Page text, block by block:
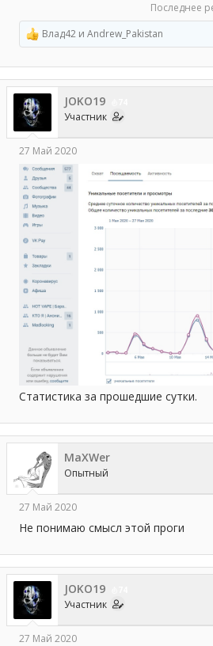
Последнее
Р
е
а
к
ц
и
и
:
Влад42 и Andrew_Pakistan
JOKO19
Участник
27 Май 2020
Статистика за прошедшие сутки.
MaXWer
Опытный
27 Май 2020
Не понимаю смысл этой проги
JOKO19
Участник
27 Май 2020